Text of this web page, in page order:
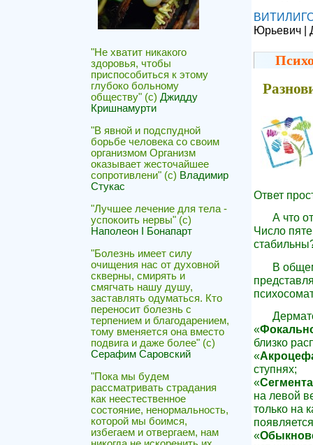
"Не хватит никакого
здоровья, чтобы
приспособиться к этому
глубоко больному
обществу" (с) Джидду
Кришнамурти
"В явной и подспудной
борьбе человека со своим
организмом Организм
оказывает жесточайшее
сопротивлени" (с) Владимир
Стукас
"Лучшее лечение для тела -
успокоить нервы" (с)
Наполеон I Бонапарт
"Болезнь имеет силу
очищения нас от духовной
скверны, смирять и
смягчать нашу душу,
заставлять одуматься. Кто
переносит болезнь с
терпением и благодарением,
тому вменяется она вместо
подвига и даже более" (с)
Серафим Саровский
"Пока мы будем
рассматривать страдания
как неестественное
состояние, ненормальность,
которой мы боимся,
избегаем и отвергаем, нам
Юрьевич |
Ответ
А что
Число
В
«
близко
«
ступнях;
«
на левой
только на
«